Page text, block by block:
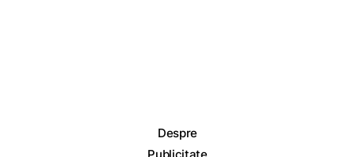
Despre